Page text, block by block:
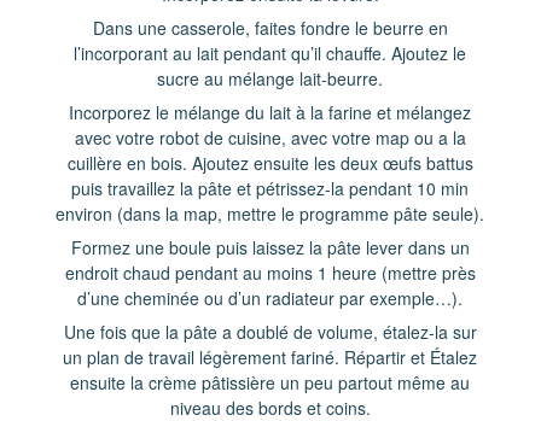
Dans une casserole, faites fondre le beurre en
l’incorporant au lait pendant qu’il chauffe. Ajoutez le
sucre au mélange lait-beurre.
Incorporez le mélange du lait à la farine et mélangez
avec votre robot de cuisine, avec votre map ou a la
cuillère en bois. Ajoutez ensuite les deux œufs battus
puis travaillez la pâte et pétrissez-la pendant 10 min
environ (dans la map, mettre le programme pâte seule).
Formez une boule puis laissez la pâte lever dans un
endroit chaud pendant au moins 1 heure (mettre près
d’une cheminée ou d’un radiateur par exemple…).
Une fois que la pâte a doublé de volume, étalez-la sur
un plan de travail légèrement fariné. Répartir et Étalez
ensuite la crème pâtissière un peu partout même au
niveau des bords et coins.